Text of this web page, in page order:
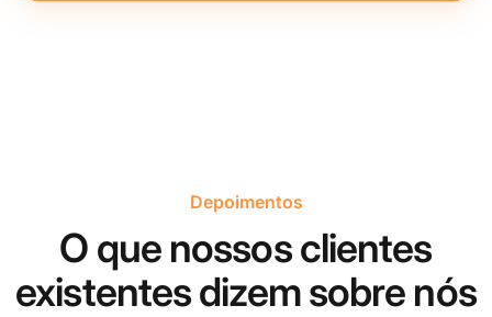
Depoimentos
O que nossos clientes
existentes dizem sobre nós